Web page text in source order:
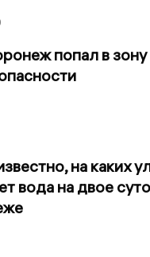
попал в
на каких
вода на двое